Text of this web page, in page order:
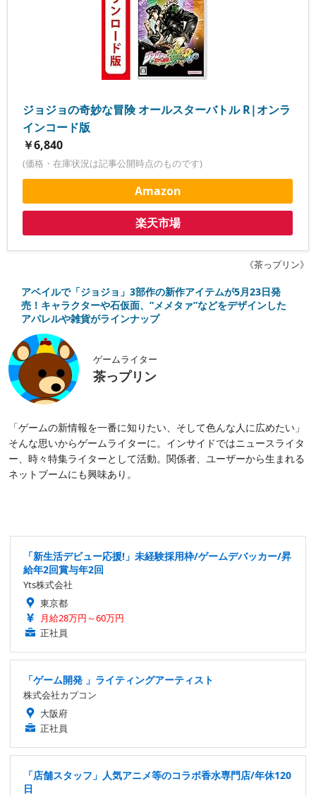
ジョジョの奇妙な冒険 オールスターバトル R|オンラ
インコード版
￥6,840
(価格・在庫状況は記事公開時点のものです)
Amazon
楽天市場
《茶っプリン》
アベイルで「ジョジョ」3部作の新作アイテムが5月23日発
売！キャラクターや石仮面、”メメタァ”などをデザインした
アパレルや雑貨がラインナップ
ゲームライター
茶っプリン
「ゲームの新情報を一番に知りたい、そして色んな人に広めたい」
そんな思いからゲームライターに。インサイドではニュースライタ
ー、時々特集ライターとして活動。関係者、ユーザーから生まれる
ネットブームにも興味あり。
「新生活デビュー応援!」未経験採用枠/ゲームデバッカー/昇
給年2回賞与年2回
Yts株式会社
東京都
月給28万円～60万円
正社員
「ゲーム開発 」ライティングアーティスト
株式会社カプコン
大阪府
正社員
「店舗スタッフ」人気アニメ等のコラボ香水専門店/年休120
日